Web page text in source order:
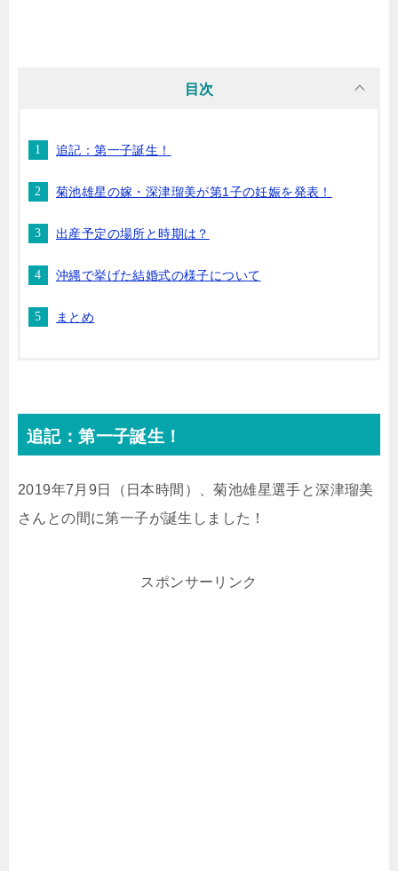
目次
追記：第一子誕生！
菊池雄星の嫁・深津瑠美が第1子の妊娠を発表！
出産予定の場所と時期は？
沖縄で挙げた結婚式の様子について
まとめ
追記：第一子誕生！
2019年7月9日（日本時間）、菊池雄星選手と深津瑠美
さんとの間に第一子が誕生しました！
スポンサーリンク